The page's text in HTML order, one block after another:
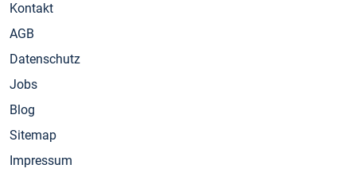
Kontakt
AGB
Datenschutz
Jobs
Blog
Sitemap
Impressum